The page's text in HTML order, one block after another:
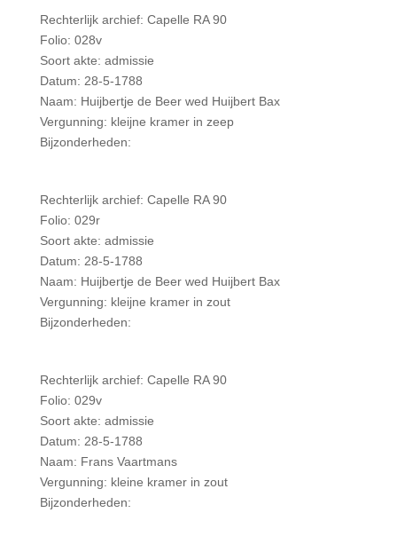
Rechterlijk archief: Capelle RA 90
Folio: 028v
Soort akte: admissie
Datum: 28-5-1788
Naam: Huijbertje de Beer wed Huijbert Bax
Vergunning: kleijne kramer in zeep
Bijzonderheden:
Rechterlijk archief: Capelle RA 90
Folio: 029r
Soort akte: admissie
Datum: 28-5-1788
Naam: Huijbertje de Beer wed Huijbert Bax
Vergunning: kleijne kramer in zout
Bijzonderheden:
Rechterlijk archief: Capelle RA 90
Folio: 029v
Soort akte: admissie
Datum: 28-5-1788
Naam: Frans Vaartmans
Vergunning: kleine kramer in zout
Bijzonderheden: